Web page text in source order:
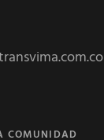
COMUNIDAD